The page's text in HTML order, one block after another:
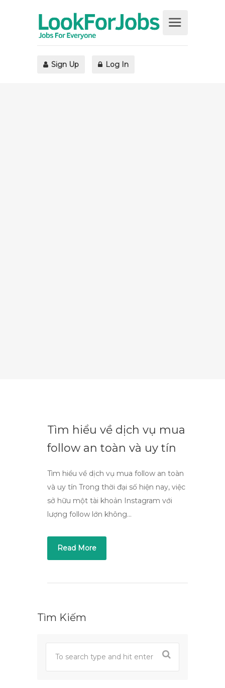
Sign Up Log In
Tìm hiểu về dịch vụ mua
follow an toàn và uy tín
Tìm hiểu về dịch vụ mua follow an toàn
và uy tín Trong thời đại số hiện nay, việc
sở hữu một tài khoản Instagram với
lượng follow lớn không…
Read More
Tìm Kiếm